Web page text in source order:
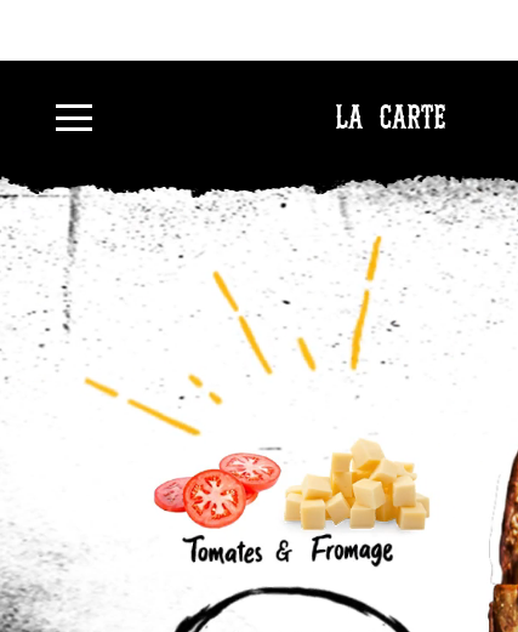
LA CARTE
Allergènes
Charte
Qualité
C.G.V
Contact
Mentions
Légales
Mobile
Programme